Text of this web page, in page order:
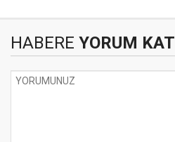
HABERE YORUM KAT